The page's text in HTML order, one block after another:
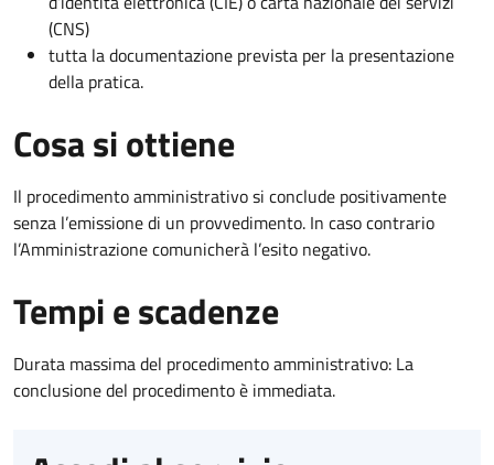
(CNS)
tutta la documentazione prevista per la presentazione
della pratica.
Cosa si ottiene
Il procedimento amministrativo si conclude positivamente
senza l’emissione di un provvedimento. In caso contrario
l’Amministrazione comunicherà l’esito negativo.
Tempi e scadenze
Durata massima del procedimento amministrativo: La
conclusione del procedimento è immediata.